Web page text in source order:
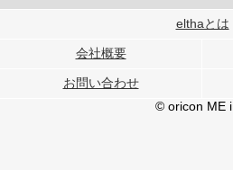
このサイトでは Cookie を使用して、ユーザ
行っています。
メディアや広告配信、データ解析の各パート
ユーザーが各パートナーのサービスを使用し
elthaとは
会社概要
お問い合わせ
© oricon ME